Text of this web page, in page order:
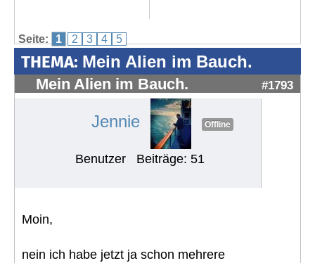
Seite: 1 2 3 4 5
THEMA: Mein Alien im Bauch.
Mein Alien im Bauch. #1793
Jennie Offline
Benutzer Beiträge: 51
Moin,
nein ich habe jetzt ja schon mehrere